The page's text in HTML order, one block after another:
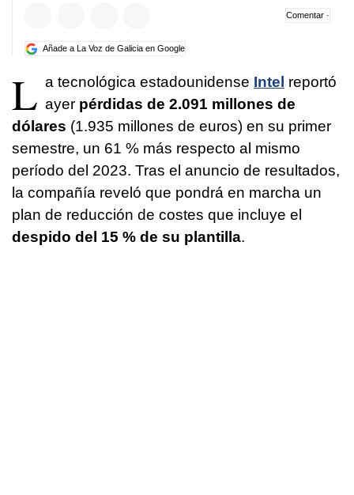
Añade a La Voz de Galicia en Google
Comentar ·
L a tecnológica estadounidense Intel reportó
ayer pérdidas de 2.091 millones de
dólares (1.935 millones de euros) en su primer
semestre, un 61 % más respecto al mismo
período del 2023. Tras el anuncio de resultados,
la compañía reveló que pondrá en marcha un
plan de reducción de costes que incluye el
despido del 15 % de su plantilla.